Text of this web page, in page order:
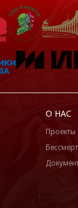
О НАС
Проекты